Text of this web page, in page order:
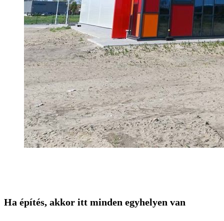
Ha építés, akkor itt minden egyhelyen van